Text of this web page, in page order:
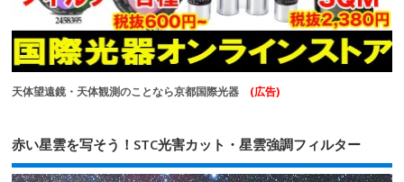
天体望遠鏡・天体観測のことなら京都国際光器 (広告)
赤い星雲を写そう！STC光害カット・星雲強調フィルター